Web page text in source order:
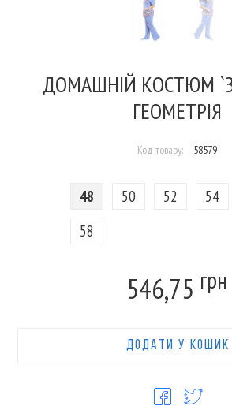
ДОМАШНІЙ КОСТЮМ
ГЕОМЕТРІЯ
Код товару: 58579
48 50 52 54
58
546,75 грн
ДОДАТИ У КОШИК